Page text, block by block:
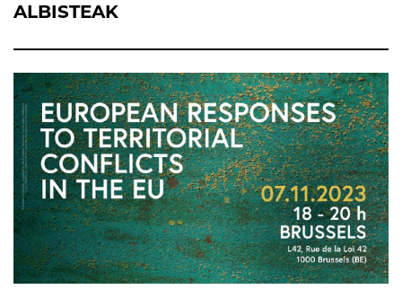
ALBISTEAK